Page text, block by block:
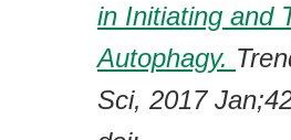
in Initiating and
Autophagy.
Sci, 2017